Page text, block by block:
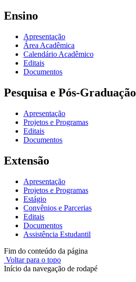
Ensino
Apresentação
Área Acadêmica
Calendário Acadêmico
Editais
Documentos
Pesquisa e Pós-Graduação
Apresentação
Projetos e Programas
Editais
Documentos
Extensão
Apresentação
Projetos e Programas
Estágio
Convênios e Parcerias
Editais
Documentos
Assistência Estudantil
Fim do conteúdo da página
Voltar para o topo
Início da navegação de rodapé